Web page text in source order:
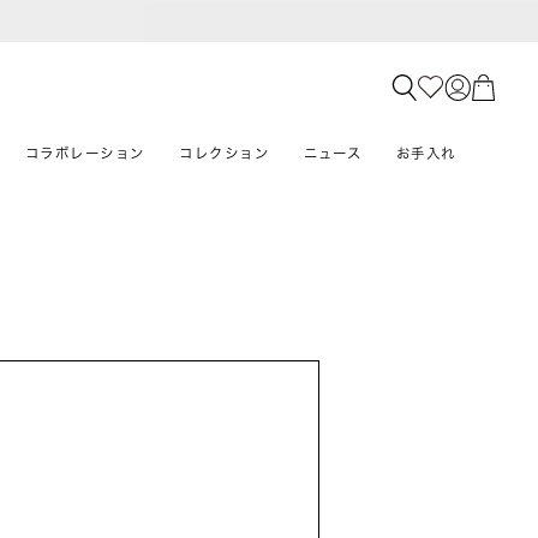
コラボレーション コレクション ニュース お手入れ